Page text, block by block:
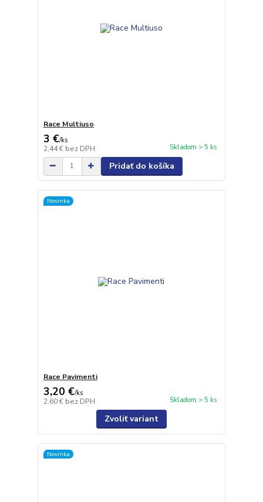
Race Multiuso
3 €/ks
2,44 € bez DPH Skladom > 5 ks
Pridať do košíka
Novinka
Race Pavimenti
3,20 €/ks
2,60 € bez DPH Skladom > 5 ks
Zvoliť variant
Novinka